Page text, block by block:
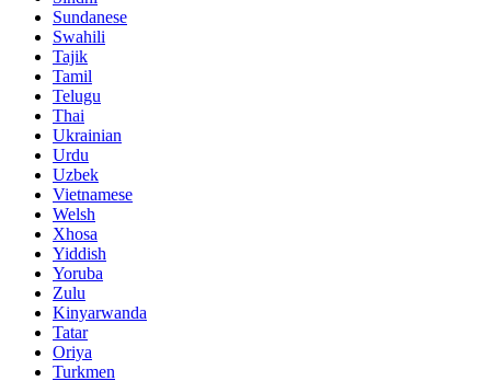
Sundanese
Swahili
Tajik
Tamil
Telugu
Thai
Ukrainian
Urdu
Uzbek
Vietnamese
Welsh
Xhosa
Yiddish
Yoruba
Zulu
Kinyarwanda
Tatar
Oriya
Turkmen